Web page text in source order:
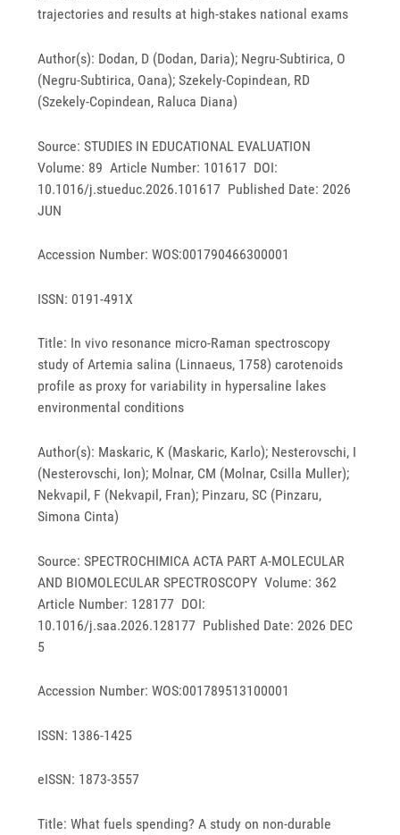
trajectories and results at high-stakes national exams
Author(s): Dodan, D (Dodan, Daria); Negru-Subtirica, O
(Negru-Subtirica, Oana); Szekely-Copindean, RD
(Szekely-Copindean, Raluca Diana)
Source: STUDIES IN EDUCATIONAL EVALUATION
Volume: 89 Article Number: 101617 DOI:
10.1016/j.stueduc.2026.101617 Published Date: 2026
JUN
Accession Number: WOS:001790466300001
ISSN: 0191-491X
Title: In vivo resonance micro-Raman spectroscopy
study of Artemia salina (Linnaeus, 1758) carotenoids
profile as proxy for variability in hypersaline lakes
environmental conditions
Author(s): Maskaric, K (Maskaric, Karlo); Nesterovschi, I
(Nesterovschi, Ion); Molnar, CM (Molnar, Csilla Muller);
Nekvapil, F (Nekvapil, Fran); Pinzaru, SC (Pinzaru,
Simona Cinta)
Source: SPECTROCHIMICA ACTA PART A-MOLECULAR
AND BIOMOLECULAR SPECTROSCOPY Volume: 362
Article Number: 128177 DOI:
10.1016/j.saa.2026.128177 Published Date: 2026 DEC
5
Accession Number: WOS:001789513100001
ISSN: 1386-1425
eISSN: 1873-3557
Title: What fuels spending? A study on non-durable